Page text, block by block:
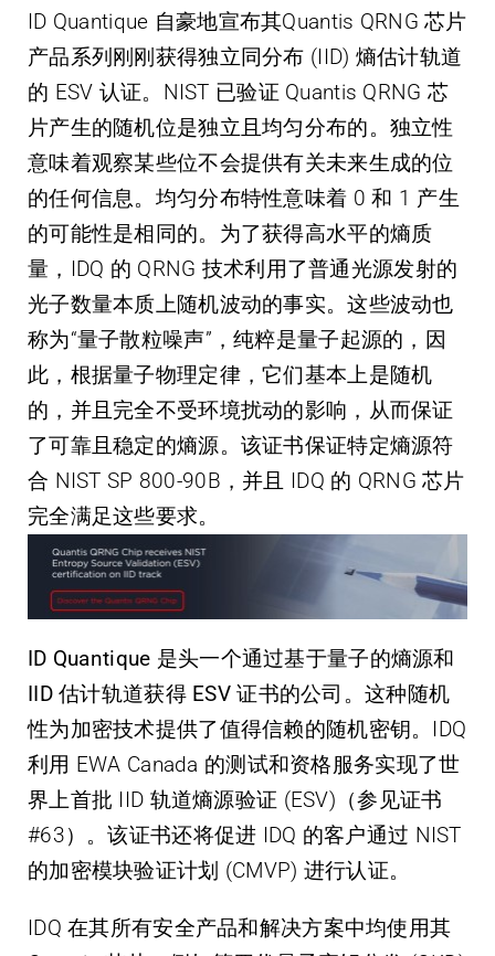
ID Quantique 自豪地宣布其Quantis QRNG 芯片
产品系列刚刚获得独立同分布 (IID) 熵估计轨道
的 ESV 认证。NIST 已验证 Quantis QRNG 芯
片产生的随机位是独立且均匀分布的。独立性
意味着观察某些位不会提供有关未来生成的位
的任何信息。均匀分布特性意味着 0 和 1 产生
的可能性是相同的。为了获得高水平的熵质
量，IDQ 的 QRNG 技术利用了普通光源发射的
光子数量本质上随机波动的事实。这些波动也
称为“量子散粒噪声”，纯粹是量子起源的，因
此，根据量子物理定律，它们基本上是随机
的，并且完全不受环境扰动的影响，从而保证
了可靠且稳定的熵源。该证书保证特定熵源符
合 NIST SP 800-90B，并且 IDQ 的 QRNG 芯片
完全满足这些要求。
ID Quantique 是头一个通过基于量子的熵源和
IID 估计轨道获得 ESV 证书的公司。 这种随机
性为加密技术提供了值得信赖的随机密钥。 IDQ
利用 EWA Canada 的测试和资格服务实现了世
界上首批 IID 轨道熵源验证 (ESV)（参见证书
#63）。该证书还将促进 IDQ 的客户通过 NIST
的加密模块验证计划 (CMVP) 进行认证。
IDQ 在其所有安全产品和解决方案中均使用其